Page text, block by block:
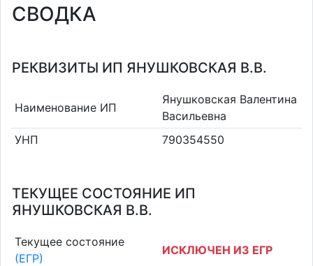
СВОДКА
РЕКВИЗИТЫ ИП ЯНУШКОВСКАЯ В.В.
Наименование ИП
Янушковская Валентина
Васильевна
УНП
790354550
ТЕКУЩЕЕ СОСТОЯНИЕ ИП
ЯНУШКОВСКАЯ В.В.
Текущее состояние
(ЕГР)
ИСКЛЮЧЕН ИЗ ЕГР